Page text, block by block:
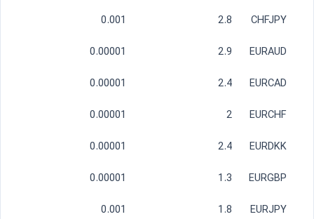
CHFJPY
2.8
0.001
EURAUD
2.9
0.00001
EURCAD
2.4
0.00001
EURCHF
2
0.00001
EURDKK
2.4
0.00001
EURGBP
1.3
0.00001
EURJPY
1.8
0.001